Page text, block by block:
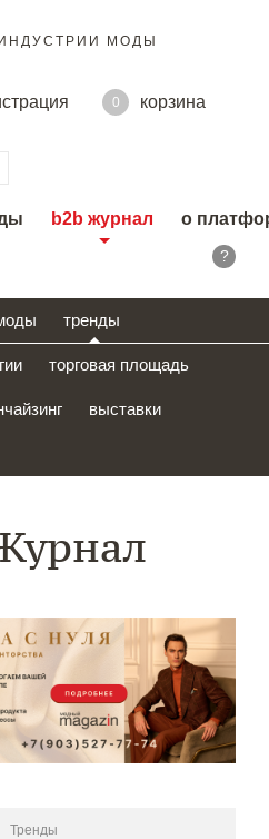
МОДЫ
0
корзина
b2b журнал о
?
тренды
торговая площадь
выставки
Тренды